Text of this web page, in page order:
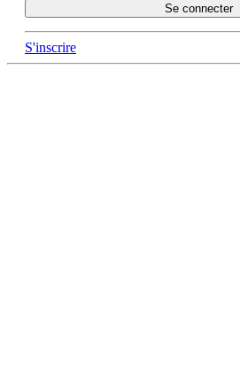
Se connecter
S'inscrire